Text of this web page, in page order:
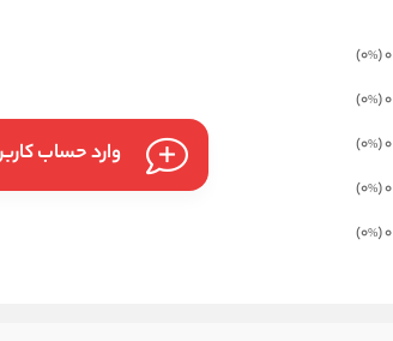
0
(0
%
)
0
(0
%
)
0
(0
%
)
0
(0
%
)
0
(0
%
)
وارد حساب